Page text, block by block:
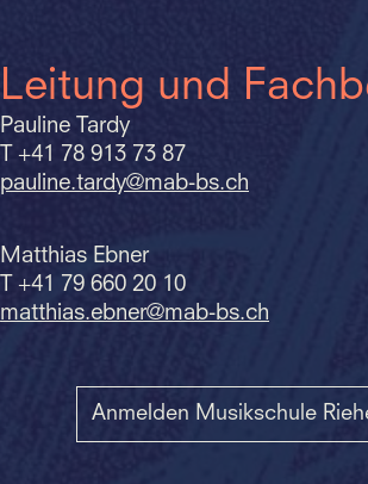
Leitung und
Pauline Tardy
T +41 78 913 73 87
pauline.tardy@mab-bs.ch
Matthias Ebner
T +41 79 660 20 10
matthias.ebner@mab-bs.ch
Anmelden Musikschule